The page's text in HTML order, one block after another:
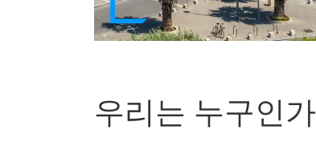
우리는 누구인가